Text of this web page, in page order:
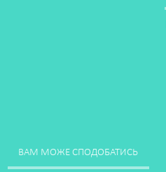
ВАМ МОЖЕ СПОДОБАТИСЬ